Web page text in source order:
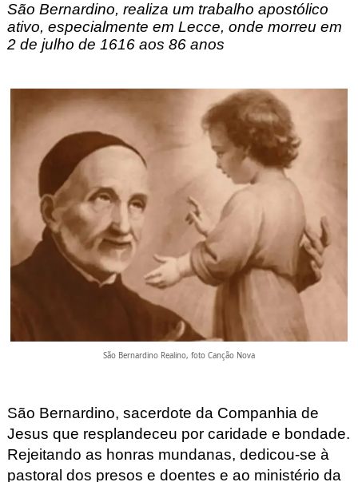
São Bernardino, realiza um trabalho apostólico
ativo, especialmente em Lecce, onde morreu em
2 de julho de 1616 aos 86 anos
São Bernardino Realino, foto Canção Nova
São Bernardino, sacerdote da Companhia de
Jesus que resplandeceu por caridade e bondade.
Rejeitando as honras mundanas, dedicou-se à
pastoral dos presos e doentes e ao ministério da